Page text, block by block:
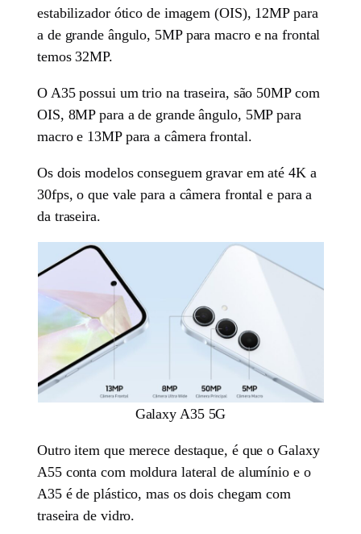
estabilizador ótico de imagem (OIS), 12MP para
a de grande ângulo, 5MP para macro e na frontal
temos 32MP.
O A35 possui um trio na traseira, são 50MP com
OIS, 8MP para a de grande ângulo, 5MP para
macro e 13MP para a câmera frontal.
Os dois modelos conseguem gravar em até 4K a
30fps, o que vale para a câmera frontal e para a
da traseira.
Galaxy A35 5G
Outro item que merece destaque, é que o Galaxy
A55 conta com moldura lateral de alumínio e o
A35 é de plástico, mas os dois chegam com
traseira de vidro.